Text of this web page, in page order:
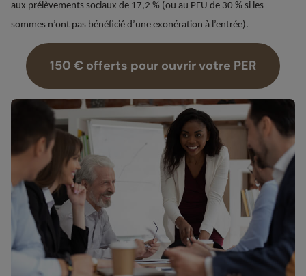
aux prélèvements sociaux de 17,2 % (ou au PFU de 30 % si les
sommes n’ont pas bénéficié d’une exonération à l’entrée).
150 € offerts pour ouvrir votre PER